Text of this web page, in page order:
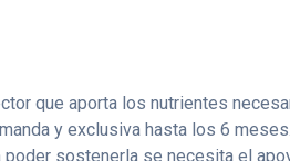
que aporta los nutrientes
y exclusiva hasta los 6
sostenerla se necesita el